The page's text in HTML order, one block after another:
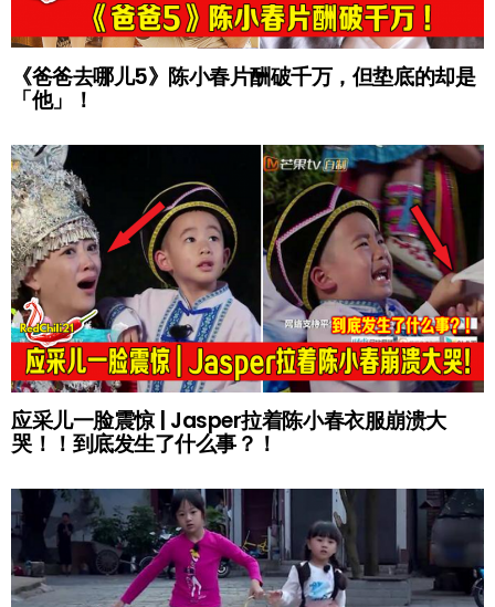
《爸爸去哪儿5》陈小春片酬破千万，但垫底的却是
「他」！
应采儿一脸震惊 | Jasper拉着陈小春衣服崩溃大
哭！！到底发生了什么事？！